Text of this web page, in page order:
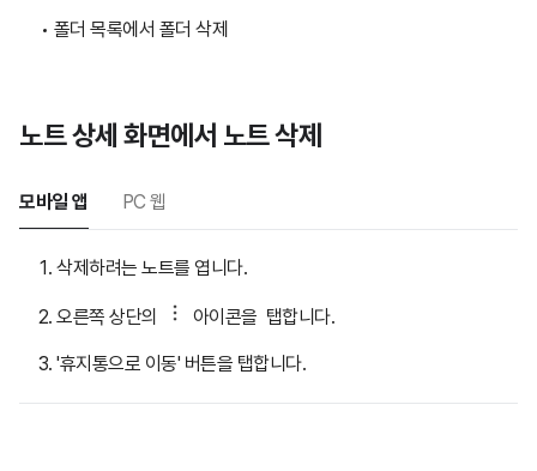
폴더 목록에서 폴더 삭제
노트 상세 화면에서 노트 삭제
모바일 앱 PC 웹
삭제하려는 노트를 엽니다.
오른쪽 상단의 아이콘을 탭합니다.
'휴지통으로 이동' 버튼을 탭합니다.